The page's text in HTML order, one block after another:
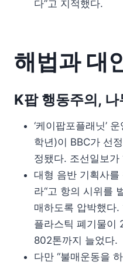
다”고 지적했다.
해법과 대
K팝 행동주의,
‘케이팝포플래닛’
학년)이 BBC가 선
정됐다. 조선일보
대형 음반 기획사를
라“고 항의 시위를
매하도록 압박했다
플라스틱 폐기물이
802톤까지 늘었다.
다만 “불매운동을